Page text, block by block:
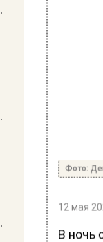
Фото:
12 мая
В ночь